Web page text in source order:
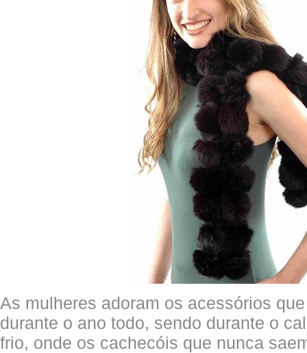
As mulheres adoram os acessórios
durante o ano todo, sendo durante o
frio, onde os cachecóis que nunca